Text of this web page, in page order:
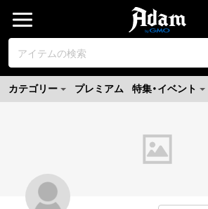
カテゴリー プレミアム 特集・イベント